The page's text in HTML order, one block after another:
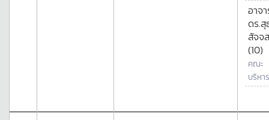
อาจ
ดร.สุ
สัจจ
(10)
คณะ
บริหา